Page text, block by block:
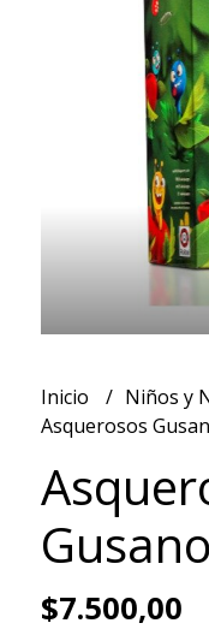
Inicio
Niños y
Asquerosos
$7.500,00